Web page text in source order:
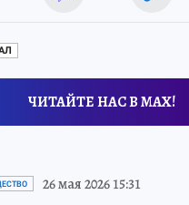
ЧИТАЙТЕ НАС В МАХ!
26 мая 2026 15:31